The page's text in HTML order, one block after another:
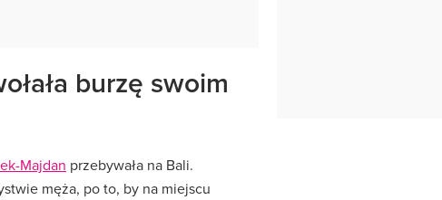
burzę swoim
Majdan przebywała na Bali.
męża, po to, by na miejscu